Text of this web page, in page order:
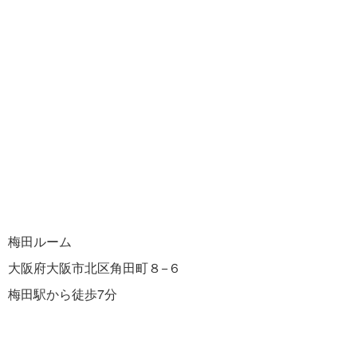
梅田ルーム
大阪府大阪市北区角田町８−６
梅田駅から徒歩7分